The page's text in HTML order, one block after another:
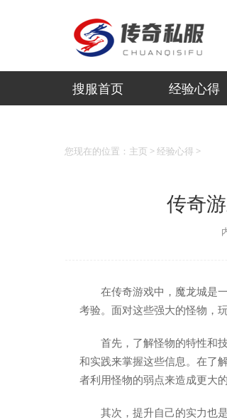
搜服首页 经验心得
您现在的位置： 主页 >经验心得 >
传奇
在传奇游戏中，魔龙城是
考验。面对这些强大的怪物，
首先，了解怪物的特性和
和实践来掌握这些信息。在了
者利用怪物的弱点来造成更大的
其次，提升自己的实力也